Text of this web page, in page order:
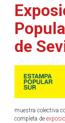
de
muestra colectiva
completa de